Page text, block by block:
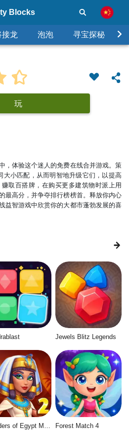
Blocks
接龙 泡泡 寻宝探秘
玩
，体验这个迷人的免费在线合并游戏。策
大小匹配，从而明智地升级它们，以提高
取百搭牌，在购买更多建筑物时派上用
最高分，并争夺排行榜榜首。释放你内心
益智游戏中欣赏你的大都市蓬勃发展的喜
Jewels Blitz Legends
Forest Match 4